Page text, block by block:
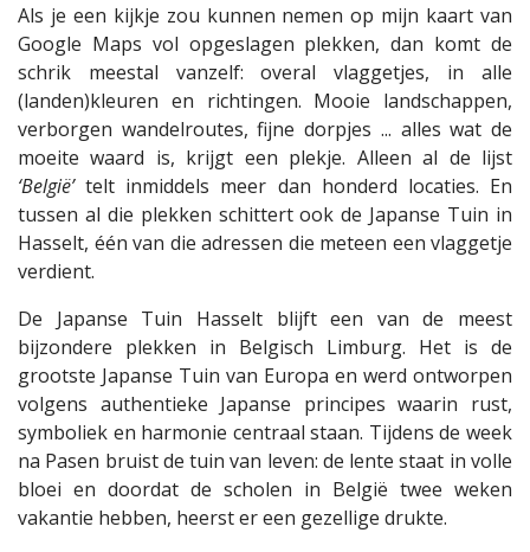
Als je een kijkje zou kunnen nemen op mijn kaart van
Google Maps vol opgeslagen plekken, dan komt de
schrik meestal vanzelf: overal vlaggetjes, in alle
(landen)kleuren en richtingen. Mooie landschappen,
verborgen wandelroutes, fijne dorpjes ... alles wat de
moeite waard is, krijgt een plekje. Alleen al de lijst
‘België’telt inmiddels meer dan honderd locaties. En
tussen al die plekken schittert ook de Japanse Tuin in
Hasselt, één van die adressen die meteen een vlaggetje
verdient.
De Japanse Tuin Hasselt blijft een van de meest
bijzondere plekken in Belgisch Limburg. Het is de
grootste Japanse Tuin van Europa en werd ontworpen
volgens authentieke Japanse principes waarin rust,
symboliek en harmonie centraal staan. Tijdens de week
na Pasen bruist de tuin van leven: de lente staat in volle
bloei en doordat de scholen in België twee weken
vakantie hebben, heerst er een gezellige drukte.